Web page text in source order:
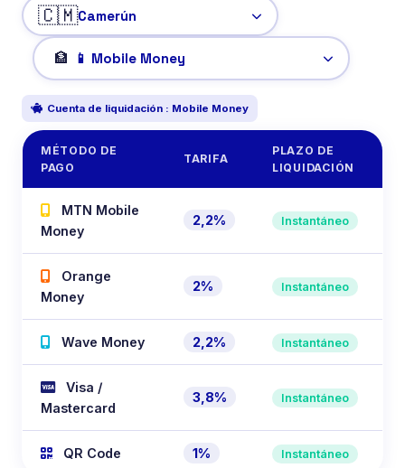
🇨🇲
🏦
Cuenta de liquidación : Mobile Money
MÉTODO DE
PAGO
TARIFA
PLAZO DE
LIQUIDACIÓN
MTN Mobile
Money
2,2% Instantáneo
Orange
Money
2% Instantáneo
Wave Money 2,2% Instantáneo
Visa /
Mastercard
3,8% Instantáneo
QR Code 1% Instantáneo